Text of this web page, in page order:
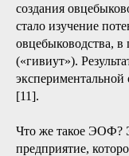
создания
стало изучение
овцебыководства, в
(«гивиут»).
[11].
Что же такое ЭОФ?
предприятие,